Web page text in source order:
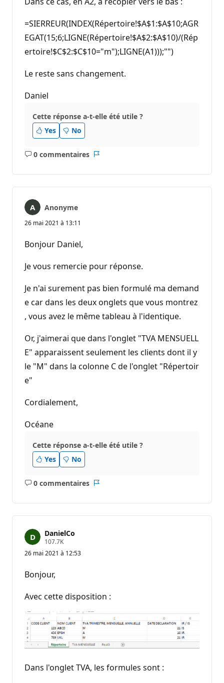
s
e
r
é
p
u
t
t
=SIERREUR(INDEX(Répertoire!$A$1:$A$10;AGR
EGAT(15;6;LIGNE(Répertoire!$A$2:$A$10)/(Rép
ertoire!$C$2:$C$10="m");LIGNE(A1)));"")
Le reste sans changement.
Daniel
Cette réponse a-t-elle été utile ?
Yes
No
0 commentaires
Aucun
Anonyme
26 mai 2021 à 13:11
Bonjour Daniel,
Je vous remercie pour réponse.
Je n'ai surement pas bien formulé ma demand
e car dans les deux onglets que vous montrez
, vous avez le même tableau à l'identique.
Or, j'aimerai que dans l'onglet "TVA MENSUELL
E" apparaissent seulement les clients dont il y
le "M" dans la colonne C de l'onglet "Répertoir
e"
Cordialement,
Océane
Cette réponse a-t-elle été utile ?
Yes
No
0 commentaires
Aucun
DanielCo
107.7KP
i
e
u
t
t
n
26 mai 2021 à 12:53
Bonjour,
Avec cette disposition :
Dans l'onglet TVA, les formules sont :